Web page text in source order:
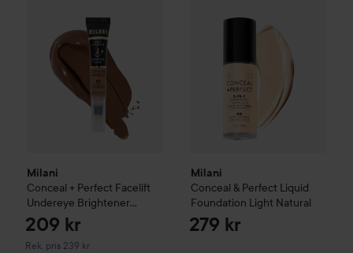
Milani
Conceal + Perfect Facelift
Undereye Brightener
Melon
209 kr
Rek. pris 239 kr
Rekommenderat pris 239 kr
Milani
Conceal & Perfect Liquid
Foundation Light Natural
279 kr